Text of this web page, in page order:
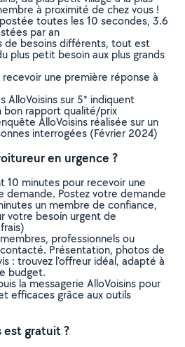
à proximité de chez vous !
toutes les 10 secondes, 3.6
par an
de besoins différents, tout est
plus petit besoin aux plus grands
une première réponse à
AlloVoisins sur 5* indiquent
bon rapport qualité/prix
AlloVoisins réalisée sur un
interrogées (Février 2024)
en urgence ?
10 minutes pour recevoir une
demande. Postez votre demande
un membre de confiance,
votre besoin urgent de
professionnels ou
Présentation, photos de
: trouvez l'offreur idéal, adapté à
budget.
la messagerie AlloVoisins pour
efficaces grâce aux outils
est gratuit ?